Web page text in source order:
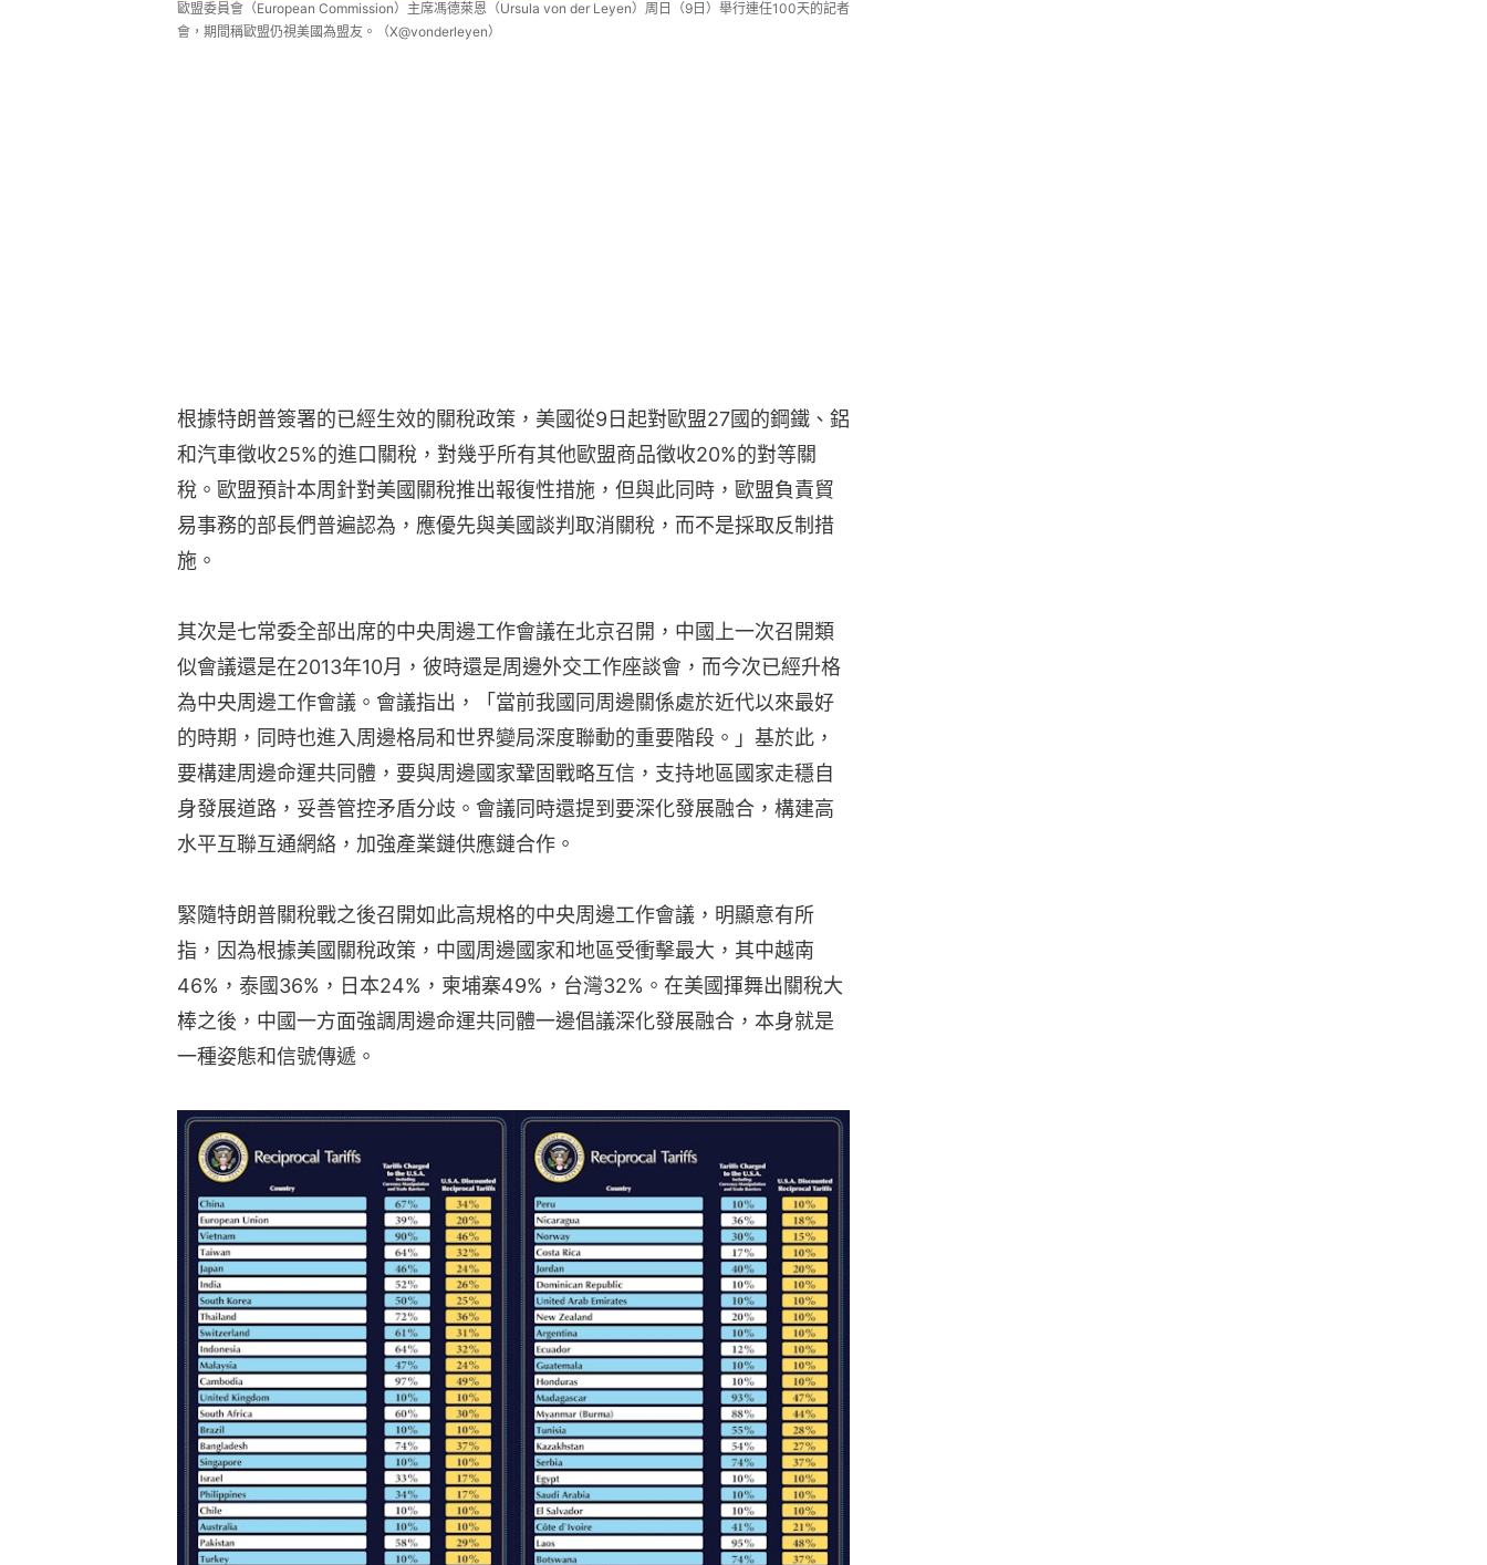
歐盟委員會（European Commission）主席馮德萊恩（Ursula von der Leyen）周日（9日）舉行連任100天的記者
會，期間稱歐盟仍視美國為盟友。（X@vonderleyen）
根據特朗普簽署的已經生效的關稅政策，美國從9日起對歐盟27國的鋼鐵、鋁
和汽車徵收25%的進口關稅，對幾乎所有其他歐盟商品徵收20%的對等關
稅。歐盟預計本周針對美國關稅推出報復性措施，但與此同時，歐盟負責貿
易事務的部長們普遍認為，應優先與美國談判取消關稅，而不是採取反制措
施。
其次是七常委全部出席的中央周邊工作會議在北京召開，中國上一次召開類
似會議還是在2013年10月，彼時還是周邊外交工作座談會，而今次已經升格
為中央周邊工作會議。會議指出，「當前我國同周邊關係處於近代以來最好
的時期，同時也進入周邊格局和世界變局深度聯動的重要階段。」基於此，
要構建周邊命運共同體，要與周邊國家鞏固戰略互信，支持地區國家走穩自
身發展道路，妥善管控矛盾分歧。會議同時還提到要深化發展融合，構建高
水平互聯互通網絡，加強產業鏈供應鏈合作。
緊隨特朗普關稅戰之後召開如此高規格的中央周邊工作會議，明顯意有所
指，因為根據美國關稅政策，中國周邊國家和地區受衝擊最大，其中越南
46%，泰國36%，日本24%，柬埔寨49%，台灣32%。在美國揮舞出關稅大
棒之後，中國一方面強調周邊命運共同體一邊倡議深化發展融合，本身就是
一種姿態和信號傳遞。